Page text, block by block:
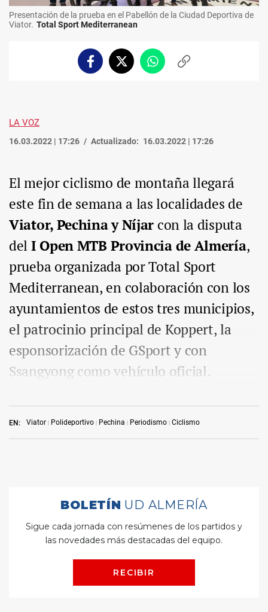
Presentación de la prueba en el Pabellón de la Ciudad Deportiva de
Viator. Total Sport Mediterranean
FacebookTwitterWhatsappCopiar
LA VOZ
16.03.2022 | 17:26 Actualizado: 16.03.2022 | 17:26
EN: Viator Polideportivo Pechina Periodismo Ciclismo
El mejor ciclismo de montaña llegará
este fin de semana a las localidades de
Viator, Pechina y Níjar con la disputa
del I Open MTB Provincia de Almería,
prueba organizada por Total Sport
Mediterranean, en colaboración con los
ayuntamientos de estos tres municipios,
el patrocinio principal de Koppert, la
esponsorización de GSport y con
Ssangyong como vehículo oficial.